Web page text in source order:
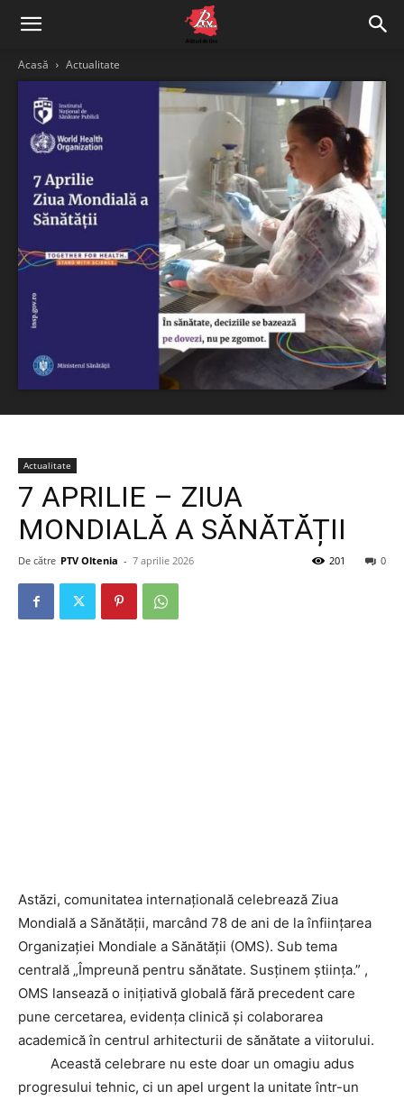
Acasă Actualitate
Actualitate
7 APRILIE – ZIUA
MONDIALĂ A SĂNĂTĂȚII
De către PTV Oltenia - 7 aprilie 2026 0
201
Astăzi, comunitatea internațională celebrează Ziua
Mondială a Sănătății, marcând 78 de ani de la înființarea
Organizației Mondiale a Sănătății (OMS). Sub tema
centrală „Împreună pentru sănătate. Susținem știința.” ,
OMS lansează o inițiativă globală fără precedent care
pune cercetarea, evidența clinică și colaborarea
academică în centrul arhitecturii de sănătate a viitorului.
Această celebrare nu este doar un omagiu adus
progresului tehnic, ci un apel urgent la unitate într-un